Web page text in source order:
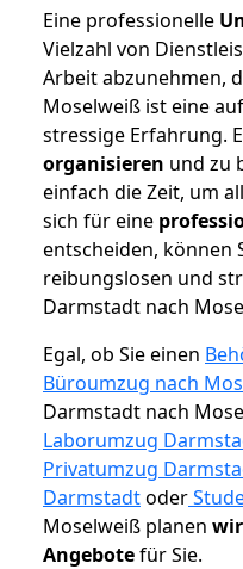
Eine professionelle
Vielzahl von
Arbeit abzunehmen,
Moselweiß ist eine
stressige Erfahrung.
organisieren und zu
einfach die Zeit, um
sich für eine
entscheiden, können
reibungslosen und
Darmstadt nach
Egal, ob Sie einen
Büroumzug nach
Darmstadt nach
Laborumzug
Privatumzug
Darmstadtoder
Moselweiß planen
Angebotefür Sie.